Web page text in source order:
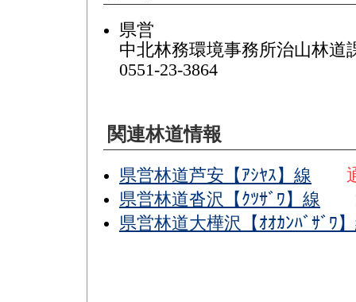
県営
中北林務環境事務所治山林
0551-23-3864
関連林道情報
県営林道芦安【ｱｼﾔｽ】線
県営林道沓沢【ｸﾂｻﾞﾜ】線
県営林道大樺沢【ｵｵｶﾝﾊﾞｻﾞﾜ